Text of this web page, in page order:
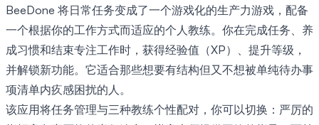
BeeDone 将日常任务变成了一个游戏化的生产力游戏，配备
一个根据你的工作方式而适应的个人教练。你在完成任务、养
成习惯和结束专注工作时，获得经验值（XP）、提升等级，
并解锁新功能。它适合那些想要有结构但又不想被单纯待办事
项清单内疚感困扰的人。
该应用将任务管理与三种教练个性配对，你可以切换：严厉的